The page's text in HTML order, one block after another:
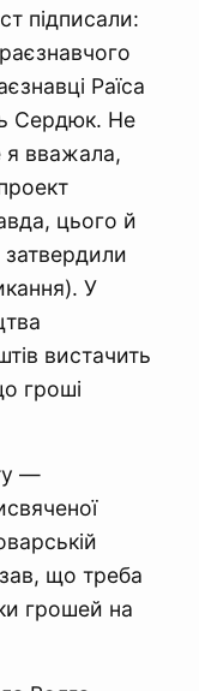
підписали:
Раїса
Сердюк. Не
я вважала,
цього й
У
вистачить
гроші
—
що треба
грошей на